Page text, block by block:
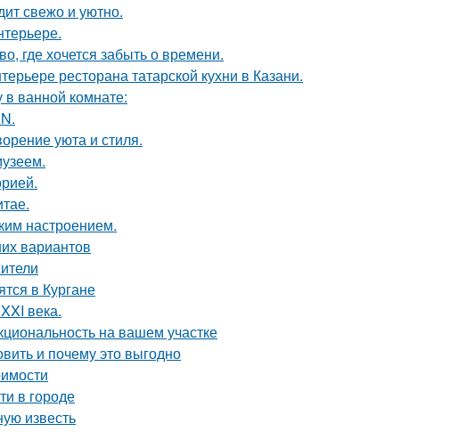
свежо и уютно.
где хочется забыть о времени.
ресторана татарской кухни в Казани.
ванной комнате:
уюта и стиля.
настроением.
вариантов
в Кургане
века.
на вашем участке
и почему это выгодно
в городе
известь